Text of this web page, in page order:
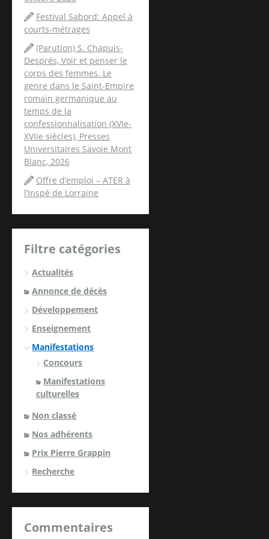
Festival Sabord: Appel à
courts-métrages
(Parution) S. Chapuis-
Després, Voir et penser le
corps des femmes. Le
genre dans le Saint-Empire
romain germanique au
temps de la
confessionnalisation (XVIe-
XVIIe siècles), Presses
Universitaires Savoie Mont
Blanc, 2026
Offre d’emploi – ATER à
l’Inspé de Lorraine
Filtre catégories
Actualités
Annonce de décès
Développement
Enseignement
Manifestations
Concours
Manifestations
culturelles
Non classé
Nos adhérents
Prix Pierre Grappin
Recherche
Commentaires